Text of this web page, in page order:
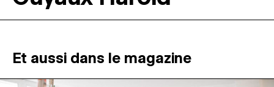
RÉSIDENCES ↓
ATELIERS OUVERTS
Et aussi dans le magazine